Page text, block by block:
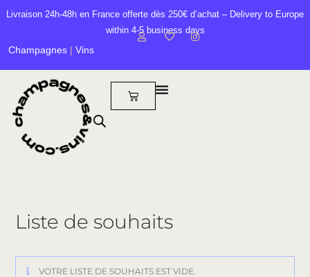
Livraison 24h-48h en France offerte dès 250€ d’achat – Delivery to Europe
within 4-5 business days
Champagnes | Vins
Liste de souhaits
VOTRE LISTE DE SOUHAITS EST VIDE.